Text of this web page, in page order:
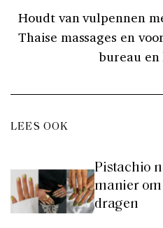
Houdt van vulpennen
Thaise massages en
bureau
LEES OOK
Pistachio
manier om
dragen